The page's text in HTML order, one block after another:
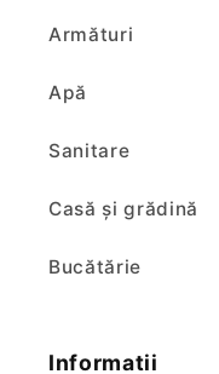
Armături
Apă
Sanitare
Casă și grădină
Bucătărie
Informatii